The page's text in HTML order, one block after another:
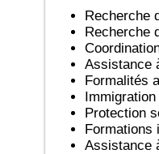
Recherche
Recherche
Assistance
Formalités
Immigration
Protection
Assistance